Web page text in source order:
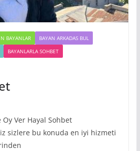
BAYANLAR
BAYAN ARKADAS BUL
BAYANLARLA SOHBET
Oy Ver Hayal Sohbet
sizlere bu konuda en iyi hizmeti